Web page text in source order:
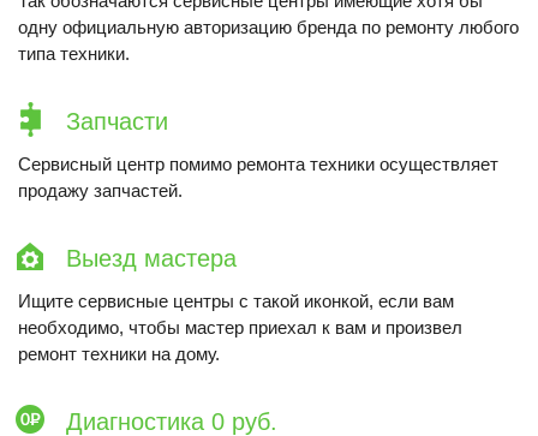
одну официальную авторизацию бренда по ремонту любого
типа техники.
Запчасти
Сервисный центр помимо ремонта техники осуществляет
продажу запчастей.
Выезд мастера
Ищите сервисные центры с такой иконкой, если вам
необходимо, чтобы мастер приехал к вам и произвел
ремонт техники на дому.
Диагностика 0 руб.